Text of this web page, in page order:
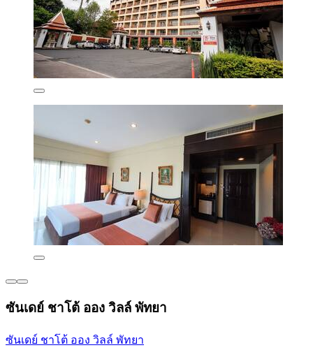
ซันเดย์ ชาโต้ ออง วิลล์ พัทยา
ซันเดย์ ชาโต้ ออง วิลล์ พัทยา